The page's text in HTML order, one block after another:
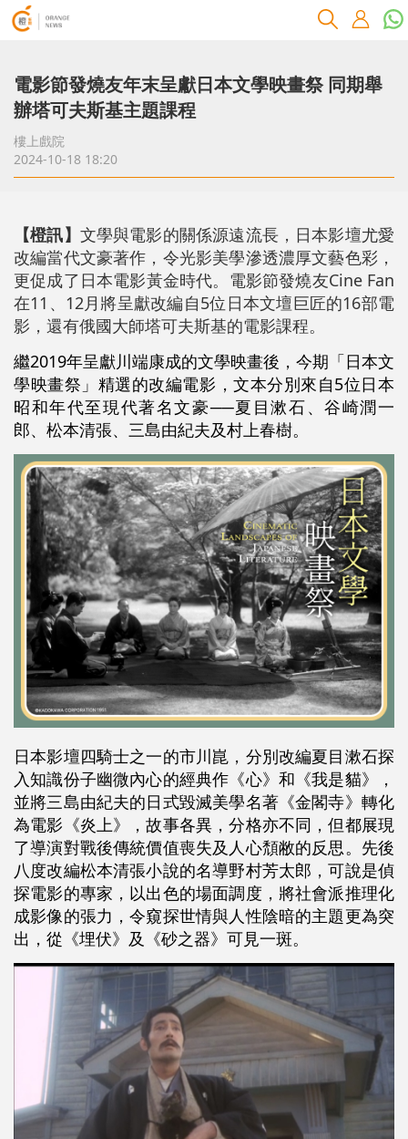
電影節發燒友年末呈獻日本文學映畫祭 同期舉
辦塔可夫斯基主題課程
樓上戲院
2024-10-18 18:20
【橙訊】 文學與電影的關係源遠流長，日本影壇尤愛
改編當代文豪著作，令光影美學滲透濃厚文藝色彩，
更促成了日本電影黃金時代。電影節發燒友Cine Fan
在11、12月將呈獻改編自5位日本文壇巨匠的16部電
影，還有俄國大師塔可夫斯基的電影課程。
繼2019年呈獻川端康成的文學映畫後，今期「日本文
學映畫祭」精選的改編電影，文本分別來自5位日本
昭和年代至現代著名文豪──夏目漱石、谷崎潤一
郎、松本清張、三島由紀夫及村上春樹。
日本影壇四騎士之一的市川崑，分別改編夏目漱石探
入知識份子幽微內心的經典作《心》和《我是貓》，
並將三島由紀夫的日式毀滅美學名著《金閣寺》轉化
為電影《炎上》，故事各異，分格亦不同，但都展現
了導演對戰後傳統價值喪失及人心頹敝的反思。先後
八度改編松本清張小說的名導野村芳太郎，可說是偵
探電影的專家，以出色的場面調度，將社會派推理化
成影像的張力，令窺探世情與人性陰暗的主題更為突
出，從《埋伏》及《砂之器》可見一斑。